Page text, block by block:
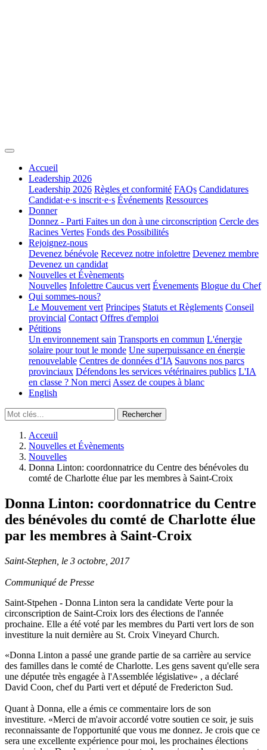
Accueil
Leadership 2026
Leadership 2026 Règles et conformité FAQs Candidatures
Candidat·e·s inscrit·e·s Événements Ressources
Donner
Donnez - Parti Faites un don à une circonscription Cercle des
Racines Vertes Fonds des Possibilités
Rejoignez-nous
Devenez bénévole Recevez notre infolettre Devenez membre
Devenez un candidat
Nouvelles et Évènements
Nouvelles Infolettre Caucus vert Évenements Blogue du Chef
Qui sommes-nous?
Le Mouvement vert Principes Statuts et Règlements Conseil
provincial Contact Offres d'emploi
Pétitions
Un environnement sain Transports en commun L'énergie
solaire pour tout le monde Une superpuissance en énergie
renouvelable Centres de données d’IA Sauvons nos parcs
provinciaux Défendons les services vétérinaires publics L'IA
en classe ? Non merci Assez de coupes à blanc
English
Acceuil
Nouvelles et Évènements
Nouvelles
Donna Linton: coordonnatrice du Centre des bénévoles du
comté de Charlotte élue par les membres à Saint-Croix
Donna Linton: coordonnatrice du Centre
des bénévoles du comté de Charlotte élue
par les membres à Saint-Croix
Saint-Stephen, le 3 octobre, 2017
Communiqué de Presse
Saint-Stpehen - Donna Linton sera la candidate Verte pour la
circonscription de Saint-Croix lors des élections de l'année
prochaine. Elle a été voté par les membres du Parti vert lors de son
investiture la nuit dernière au St. Croix Vineyard Church.
«Donna Linton a passé une grande partie de sa carrière au service
des familles dans le comté de Charlotte. Les gens savent qu'elle sera
une députée très engagée à l'Assemblée législative» , a déclaré
David Coon, chef du Parti vert et député de Fredericton Sud.
Quant à Donna, elle a émis ce commentaire lors de son
investiture. «Merci de m'avoir accordé votre soutien ce soir, je suis
reconnaissante de l'opportunité que vous me donnez. Je crois que ce
sera une excellente expérience pour moi, les prochaines élections